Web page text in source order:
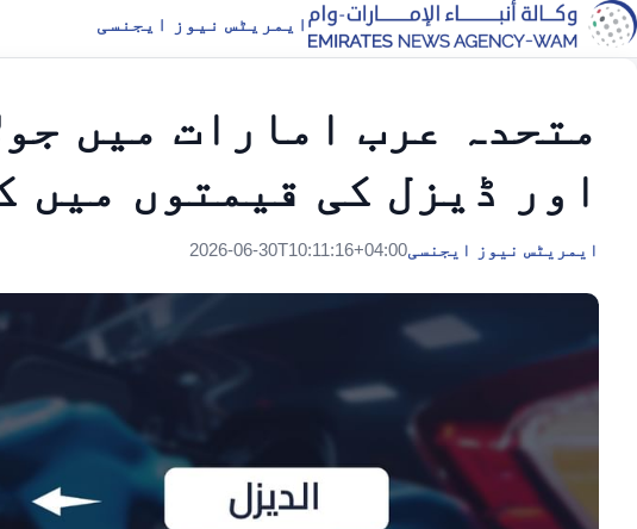
ایمریٹس نیوز ایجنسی
متحدہ عرب امارات میں
اور ڈیزل کی قیمتوں میں
ایمریٹس نیوز ایجنسی2026-06-30T10:11:16+04:00